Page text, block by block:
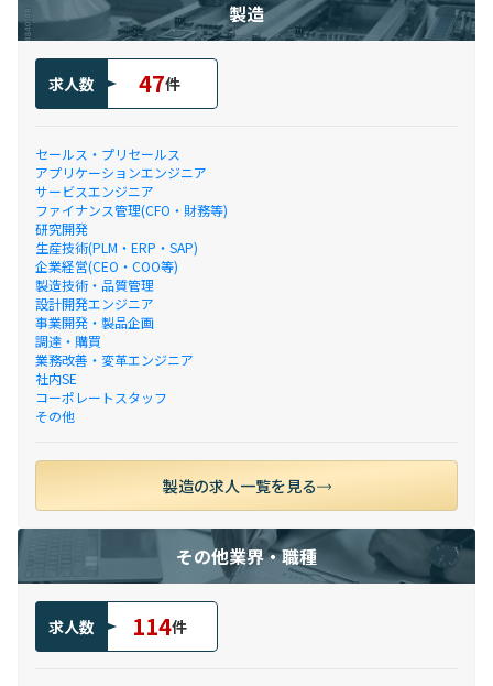
製造
求人数 47件
セールス・プリセールス
アプリケーションエンジニア
サービスエンジニア
ファイナンス管理(CFO・財務等)
研究開発
生産技術(PLM・ERP・SAP)
企業経営(CEO・COO等)
製造技術・品質管理
設計開発エンジニア
事業開発・製品企画
調達・購買
業務改善・変革エンジニア
社内SE
コーポレートスタッフ
その他
製造の求人一覧を見る
その他業界・職種
求人数 114件